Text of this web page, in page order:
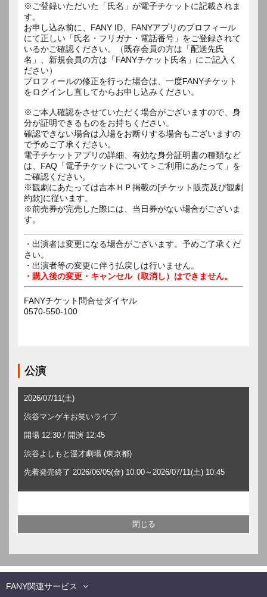
※ご登録いただいた「氏名」が電子チケットに記載されま
す。
お申し込み前に、FANY ID、FANYアプリのプロフィール
にて正しい「氏名・フリガナ・電話番号」をご登録されて
いるかご確認ください。（既存会員の方は「配送先氏
名」、新規会員の方は「FANYチケット氏名」にご記入く
ださい）
プロフィールの修正を行った場合は、一度FANYチケット
をログインし直してからお申し込みください。
※ご本人確認をさせていただく場合がございますので、身
分が証明できるものをお持ちください。
確認できない場合は入場をお断りする場合もございますの
で予めご了承ください。
電子チケットアプリの詳細、有効な身分証明書の種類など
は、FAQ「電子チケットについて＞ご利用にあたって」を
ご確認ください。
※観劇にあたっては吉本ＨＰ掲載の[チケット販売及び観劇
約款]に従います。
※前売券が完売した際には、当日券がない場合がございま
す。
・出演者は変更になる場合がございます。予めご了承くだ
さい。
・出演者等の変更に伴う払戻しは行いません。
・購入後の変更・キャンセル（取消し）はできません。
FANYチケット問合せダイヤル
0570-550-100
公演
2026/07/11(土)
渋谷マンゲキお笑いライブ
開場 12:30 / 開演 12:45
渋谷よしもと漫才劇場 (東京都)
先着発売終了 2026/06/05(金) 10:00～2026/07/11(土) 10:45
FANY関連サービス